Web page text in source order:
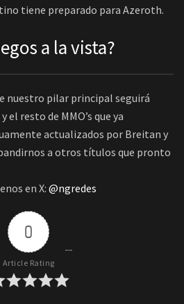
tiene preparado para Azeroth.
a la vista?
nuestro pilar principal seguirá
resto de MMO’s que ya
actualizados por Breitan y
a otros títulos que pronto
en X: @ngredes
0
Article Rating